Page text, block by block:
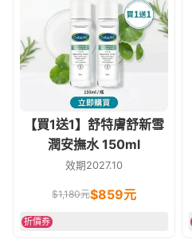
【買1送1】舒特膚舒新雪
潤安撫水 150ml
效期2027.10
$1,180元$859元
折價券